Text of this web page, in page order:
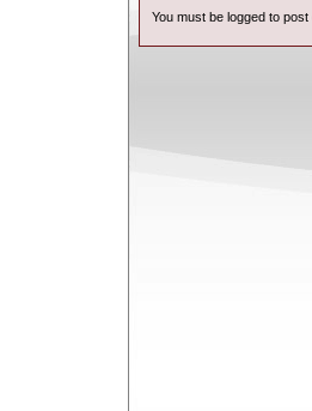
You must be logged to